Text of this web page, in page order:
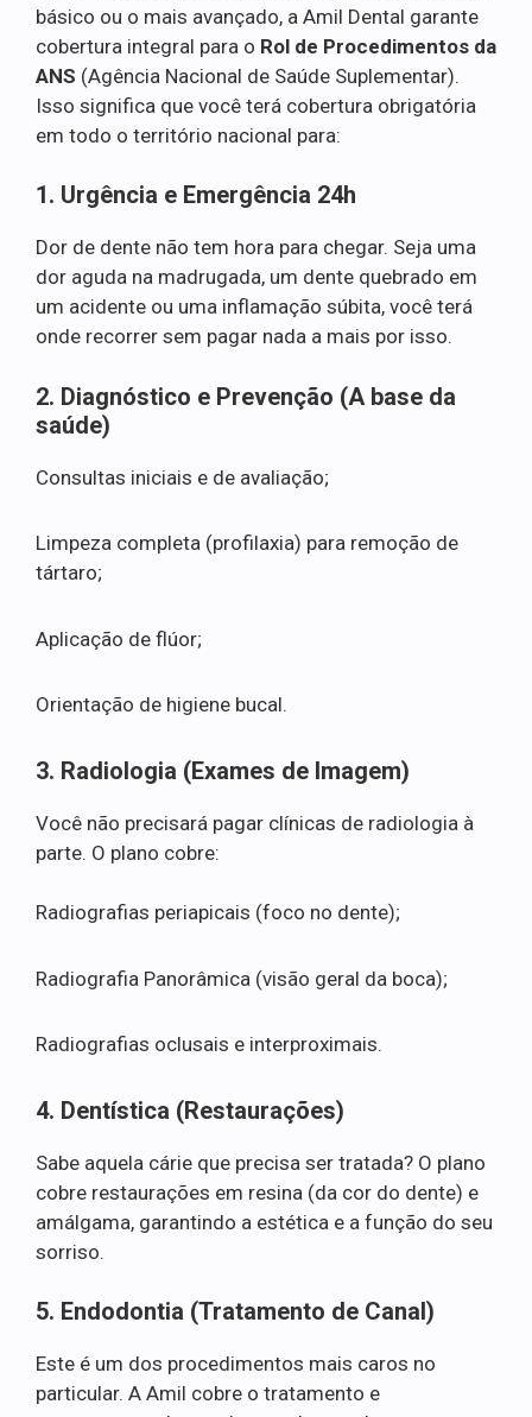
básico ou o mais avançado, a Amil Dental garante
cobertura integral para o Rol de Procedimentos da
ANS (Agência Nacional de Saúde Suplementar).
Isso significa que você terá cobertura obrigatória
em todo o território nacional para:
1. Urgência e Emergência 24h
Dor de dente não tem hora para chegar. Seja uma
dor aguda na madrugada, um dente quebrado em
um acidente ou uma inflamação súbita, você terá
onde recorrer sem pagar nada a mais por isso.
2. Diagnóstico e Prevenção (A base da
saúde)
Consultas iniciais e de avaliação;
Limpeza completa (profilaxia) para remoção de
tártaro;
Aplicação de flúor;
Orientação de higiene bucal.
3. Radiologia (Exames de Imagem)
Você não precisará pagar clínicas de radiologia à
parte. O plano cobre:
Radiografias periapicais (foco no dente);
Radiografia Panorâmica (visão geral da boca);
Radiografias oclusais e interproximais.
4. Dentística (Restaurações)
Sabe aquela cárie que precisa ser tratada? O plano
cobre restaurações em resina (da cor do dente) e
amálgama, garantindo a estética e a função do seu
sorriso.
5. Endodontia (Tratamento de Canal)
Este é um dos procedimentos mais caros no
particular. A Amil cobre o tratamento e